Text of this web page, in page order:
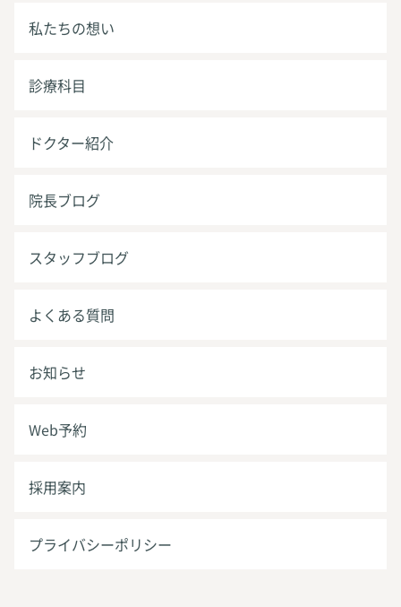
私たちの想い
診療科目
ドクター紹介
院長ブログ
スタッフブログ
よくある質問
お知らせ
Web予約
採用案内
プライバシーポリシー